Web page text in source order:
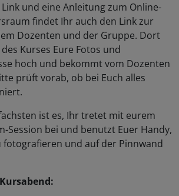
und eine Anleitung zum Online-
findet Ihr auch den Link zur
Dozenten und der Gruppe. Dort
Kurses Eure Fotos und
hoch und bekommt vom Dozenten
prüft vorab, ob bei Euch alles
ist es, Ihr tretet mit eurem
Session bei und benutzt Euer Handy,
fotografieren und auf der Pinnwand